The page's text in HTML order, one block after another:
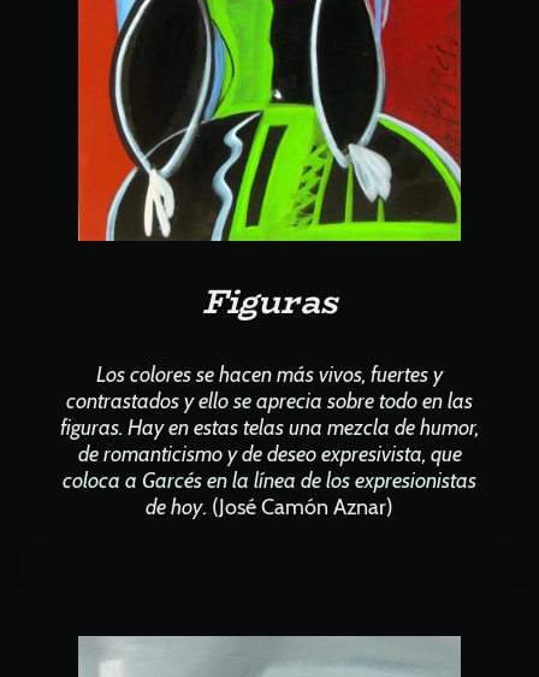
Figuras
Los colores se hacen más vivos, fuertes y
contrastados y ello se aprecia sobre todo en las
figuras. Hay en estas telas una mezcla de humor,
de romanticismo y de deseo expresivista, que
coloca a Garcés en la línea de los expresionistas
de hoy. (José Camón Aznar)